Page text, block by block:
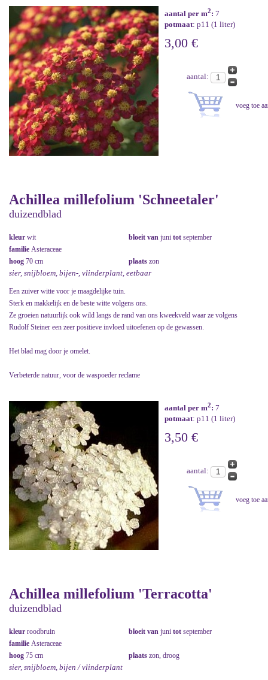
aantal per m2: 7
potmaat: p11 (1 liter)
3,00 €
aantal:
Achillea millefolium 'Schneetaler'
duizendblad
kleur wit bloeit van juni tot september
familie Asteraceae
hoog 70 cm plaats zon
sier, snijbloem, bijen-, vlinderplant, eetbaar
Een zuiver witte voor je maagdelijke tuin.
Sterk en makkelijk en de beste witte volgens ons.
Ze groeien natuurlijk ook wild langs de rand van ons kweekveld waar ze volgens
Rudolf Steiner een zeer positieve invloed uitoefenen op de gewassen.
Het blad mag door je omelet.
Verbeterde natuur, voor de waspoeder reclame
aantal per m2: 7
potmaat: p11 (1 liter)
3,50 €
aantal:
Achillea millefolium 'Terracotta'
duizendblad
kleur roodbruin bloeit van juni tot september
familie Asteraceae
hoog 75 cm plaats zon, droog
sier, snijbloem, bijen / vlinderplant